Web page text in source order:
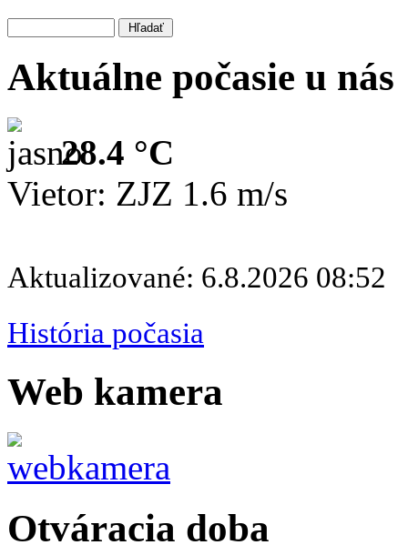
Aktuálne počasie u nás
28.4 °C
Vietor: ZJZ 1.6 m/s
Aktualizované: 6.8.2026 08:52
História počasia
Web kamera
Otváracia doba